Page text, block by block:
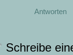
Antworten
Schreibe